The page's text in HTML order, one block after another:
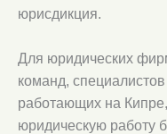
юрисдикция.
Для юридических
команд,
работающих на
юридическую работу